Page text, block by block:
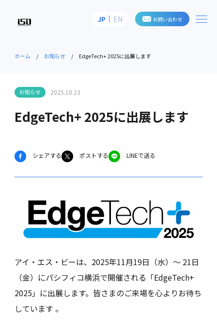
株式会社アイ・エス・ビー
JP EN お問い合わせ
ホーム お知らせ EdgeTech+ 2025に出展します
EdgeTech+ 2025に出展します
お知らせ 2025.10.23
シェアする ポストする LINEで送る
アイ・エス・ビーは、2025年11月19日（水）～ 21日
（金）にパシフィコ横浜で開催される「EdgeTech+
2025」に出展します。皆さまのご来場を心よりお待ち
しています 。